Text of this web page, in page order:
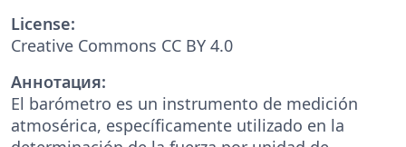
License:
Creative Commons CC BY 4.0
Аннотация:
El barómetro es un instrumento de medición
atmosérica, específicamente utilizado en la